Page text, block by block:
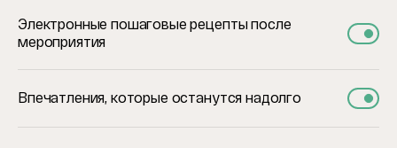
Электронные пошаговые рецепты после
мероприятия
Впечатления, которые останутся надолго